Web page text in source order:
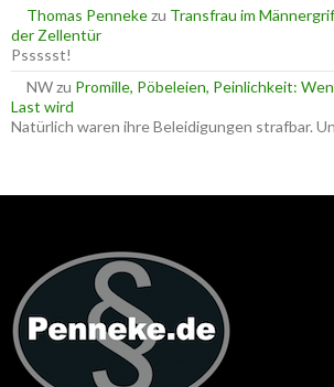
Thomas Pennekezu Transfrau im
der Zellentür
Pssssst!
NWzu Promille, Pöbeleien, Peinlichkeit:
Last wird
Natürlich waren ihre Beleidigungen strafbar.